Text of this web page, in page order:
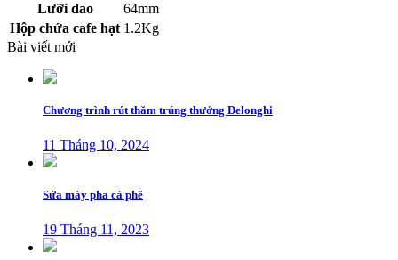
Lưỡi dao
64mm
Hộp chứa cafe hạt 1.2Kg
Bài viết mới
Chương trình rút thăm trúng thưởng Delonghi
11 Tháng 10, 2024
Sửa máy pha cà phê
19 Tháng 11, 2023